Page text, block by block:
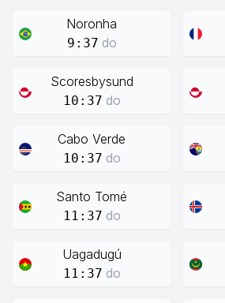
Noronha
9:37 do
Scoresbysund
10:37 do
Cabo Verde
10:37 do
Santo Tomé
11:37 do
Uagadugú
11:37 do